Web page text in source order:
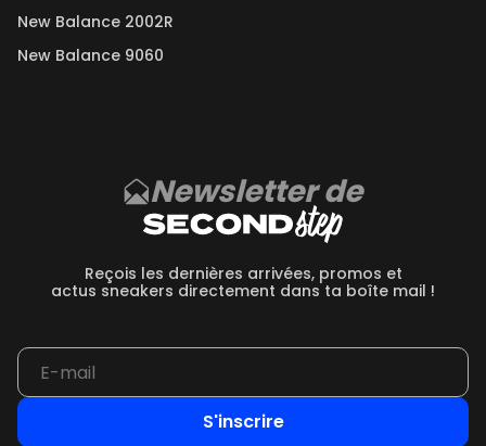
New Balance 2002R
New Balance 9060
Newsletter de
Reçois les dernières arrivées, promos et
actus sneakers directement dans ta boîte mail !
S'inscrire